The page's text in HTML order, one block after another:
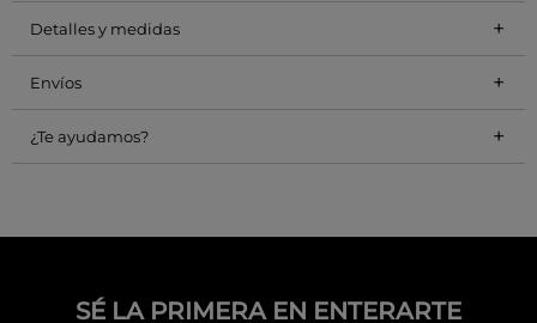
Detalles y medidas +
Envíos +
¿Te ayudamos? +
SÉ LA PRIMERA EN ENTERARTE